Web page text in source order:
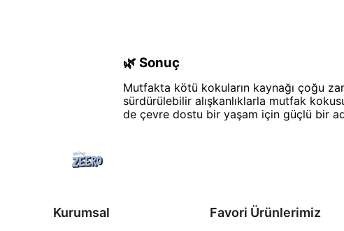
🌿 Sonuç
Mutfakta kötü kokuların kaynağı çoğu
sürdürülebilir alışkanlıklarla mutfak
de çevre dostu bir yaşam için güçlü bir
Kurumsal Favori Ürünlerimiz